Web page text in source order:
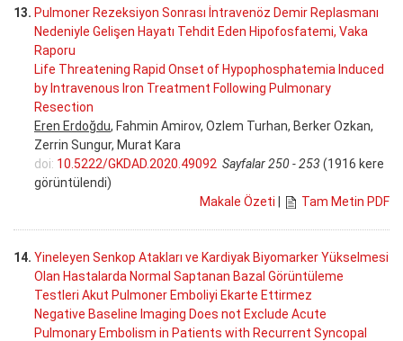
13. Pulmoner Rezeksiyon Sonrası İntravenöz Demir Replasmanı
Nedeniyle Gelişen Hayatı Tehdit Eden Hipofosfatemi, Vaka
Raporu
Life Threatening Rapid Onset of Hypophosphatemia Induced
by Intravenous Iron Treatment Following Pulmonary
Resection
Eren Erdoğdu, Fahmin Amirov, Ozlem Turhan, Berker Ozkan,
Zerrin Sungur, Murat Kara
doi: 10.5222/GKDAD.2020.49092 Sayfalar 250 - 253 (1916 kere
görüntülendi)
Makale Özeti | Tam Metin PDF
14. Yineleyen Senkop Atakları ve Kardiyak Biyomarker Yükselmesi
Olan Hastalarda Normal Saptanan Bazal Görüntüleme
Testleri Akut Pulmoner Emboliyi Ekarte Ettirmez
Negative Baseline Imaging Does not Exclude Acute
Pulmonary Embolism in Patients with Recurrent Syncopal